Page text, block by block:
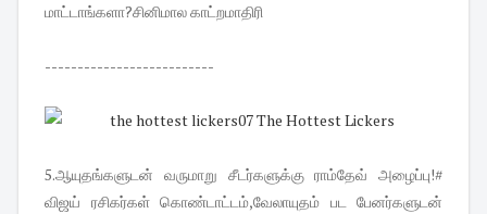
மாட்டாங்களா?சினிமால காட்றமாதிரி
--------------------------
5.ஆயுதங்களுடன் வருமாறு சீடர்களுக்கு ராம்தேவ் அழைப்பு!#
விஜய் ரசிகர்கள் கொண்டாட்டம்,வேலாயுதம் பட பேனர்களுடன்